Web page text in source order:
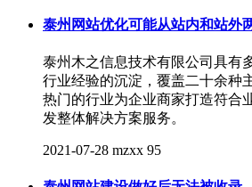
泰州网站优化可能从站内和站外
泰州木之信息技术有限公司具有
行业经验的沉淀，覆盖二十余种
热门的行业为企业商家打造符合
发整体解决方案服务。
2021-07-28 mzxx 95